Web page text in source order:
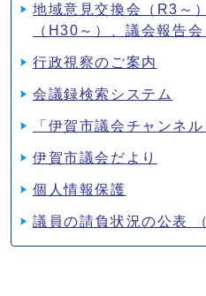
地域意見交換会（R3～
（H30～）、議会報告会
行政視察のご案内
会議録検索システム
「伊賀市議会チャンネ
伊賀市議会だより
個人情報保護
議員の請負状況の公表